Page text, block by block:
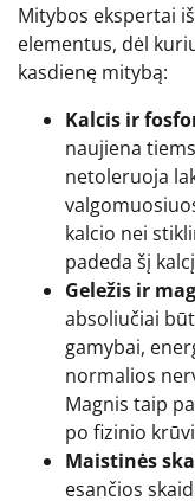
Mitybos ekspertai
elementus, dėl
kasdienę mitybą:
Kalcis ir
naujiena
netoleruoja
kalcio nei
padeda šį
Geležis ir
absoliučiai
gamybai,
normalios
Magnis taip
po fizinio
Maistinės
esančios